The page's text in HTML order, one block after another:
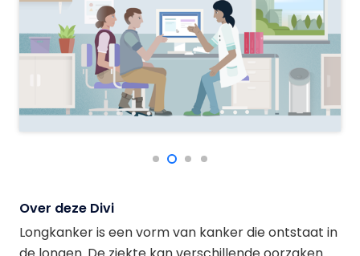
Over deze Divi
Longkanker is een vorm van kanker die ontstaat in